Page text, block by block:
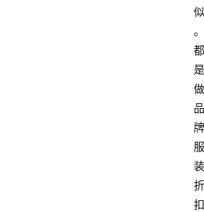
似
。
都
是
做
品
牌
服
装
折
扣